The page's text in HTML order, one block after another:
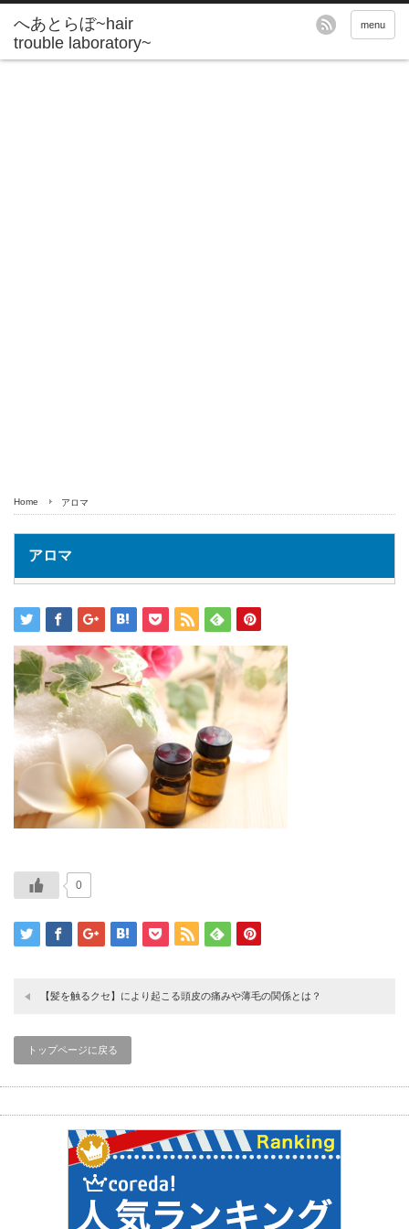
へあとらぼ~hair
trouble laboratory~
menu
Home アロマ
アロマ
0
【髪を触るクセ】により起こる頭皮の痛みや薄毛の関係とは？
トップページに戻る